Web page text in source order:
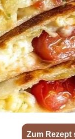
Zum Rezept